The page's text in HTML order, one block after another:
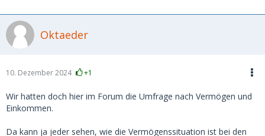
mehr oder weniger nicht mal merken.
Daher glaube ich schon, dass es genug Kerle gibt, die, wenn
Für mich persönlich ist das nix, zum einen weil 4k für mich
wiederhole, Frauen die so hohe Vorstellungen haben, tun es
i.d.R. nur fürs Geld und dann ist der Sex meist mies. Sprich,
Oktaeder
10. Dezember 2024 +1
Wir hatten doch hier im Forum die Umfrage nach Vermögen und
Einkommen.
Da kann ja jeder sehen, wie die Vermögenssituation ist bei den